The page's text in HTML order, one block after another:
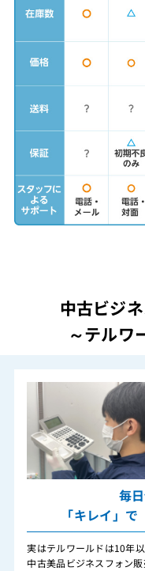
中古ビジ
～テルワ
毎
「キレイ」
実はテルワールドは10年
中古美品ビジネスフォン販